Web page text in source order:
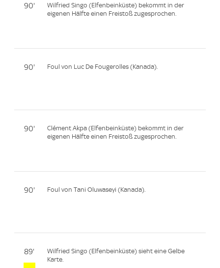
90'
Wilfried Singo (Elfenbeinküste) bekommt in der
eigenen Hälfte einen Freistoß zugesprochen.
90' Foul von Luc De Fougerolles (Kanada).
90'
Clément Akpa (Elfenbeinküste) bekommt in der
eigenen Hälfte einen Freistoß zugesprochen.
90' Foul von Tani Oluwaseyi (Kanada).
89'
Wilfried Singo (Elfenbeinküste) sieht eine Gelbe
Karte.